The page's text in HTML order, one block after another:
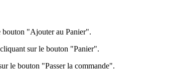
bouton "Ajouter au Panier".
sur le bouton "Panier".
le bouton "Passer la commande".